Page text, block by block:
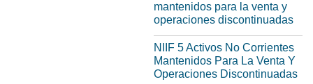
mantenidos para la venta y
operaciones discontinuadas
NIIF 5 Activos No Corrientes
Mantenidos Para La Venta Y
Operaciones Discontinuadas